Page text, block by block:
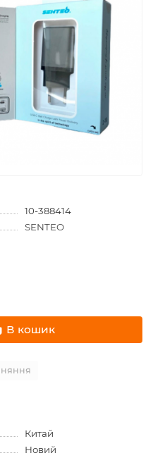
10-388414
SENTEO
В кошик
Китай
Новий